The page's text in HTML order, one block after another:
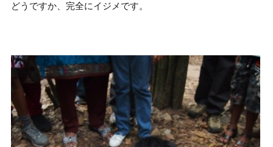
どうですか、完全にイジメです。